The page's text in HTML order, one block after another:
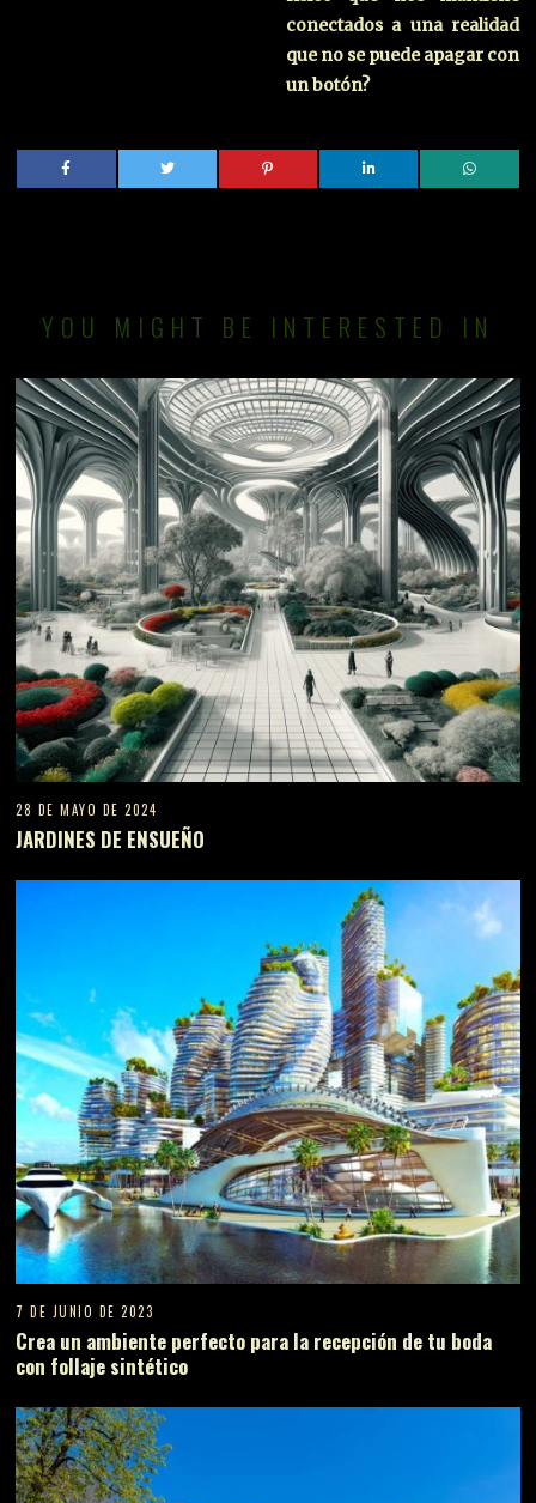
conectados a una realidad
que no se puede apagar con
un botón?
YOU MIGHT BE INTERESTED IN
28 DE MAYO DE 2024
JARDINES DE ENSUEÑO
7 DE JUNIO DE 2023
Crea un ambiente perfecto para la recepción de tu boda
con follaje sintético